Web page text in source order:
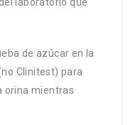
de azúcar en la
Clinitest) para
orina mientras